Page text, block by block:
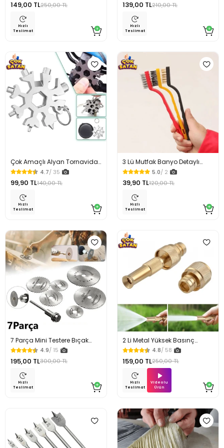
149,00 TL250,00 TL
Hızlı
Teslimat
139,00 TL210,00 TL
Hızlı
Teslimat
Çok Amaçlı Alyan Tornavida
Kar Tanesi Anahtarlık
4.7/ 35
99,90 TL140,00 TL
Hızlı
Teslimat
3 Lü Mutfak Banyo Detaylı
Temizlik Tel Fırçası
5.0/ 2
39,90 TL120,00 TL
Hızlı
Teslimat
7 Parça Mini Testere Bıçak
Ahşap Alüminyum Kesici
4.9/ 15
195,00 TL300,00 TL
Hızlı
Teslimat
2 Li Metal Yüksek Basınç
Yağmurlamalı Hortum Ucu
4.8/ 58
159,00 TL250,00 TL
Hızlı
Teslimat
Videolu
Ürün